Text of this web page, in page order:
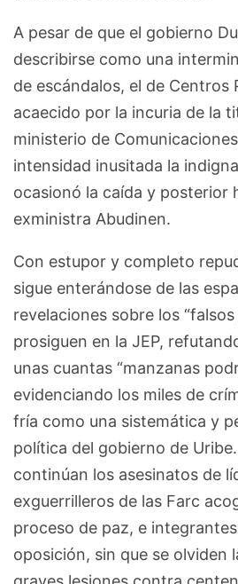
A pesar de que el gobierno
describirse como una
de escándalos, el de Centros
acaecido por la incuria de la
ministerio de
intensidad inusitada la
ocasionó la caída y posterior
exministra Abudinen.
Con estupor y completo
sigue enterándose de las
revelaciones sobre los
prosiguen en la JEP,
unas cuantas “manzanas
evidenciando los miles de
fría como una sistemática y
política del gobierno de
continúan los asesinatos de
exguerrilleros de las Farc
proceso de paz, e
oposición, sin que se olviden